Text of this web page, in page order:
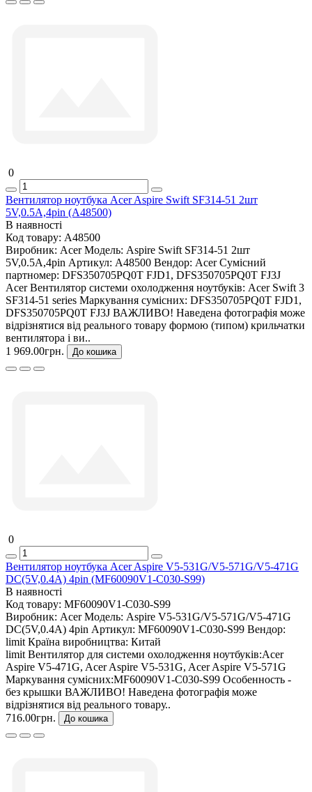
0
Вентилятор ноутбука Acer Aspire Swift SF314-51 2шт
5V,0.5A,4pin (A48500)
В наявності
Код товару: A48500
Виробник: Acer Модель: Aspire Swift SF314-51 2шт
5V,0.5A,4pin Артикул: A48500 Вендор: Acer Сумісний
партномер: DFS350705PQ0T FJD1, DFS350705PQ0T FJ3J
Acer Вентилятор системи охолодження ноутбуків: Acer Swift 3
SF314-51 series Маркування сумісних: DFS350705PQ0T FJD1,
DFS350705PQ0T FJ3J ВАЖЛИВО! Наведена фотографія може
відрізнятися від реального товару формою (типом) крильчатки
вентилятора і ви..
1 969.00грн.
До кошика
0
Вентилятор ноутбука Acer Aspire V5-531G/V5-571G/V5-471G
DC(5V,0.4A) 4pin (MF60090V1-C030-S99)
В наявності
Код товару: MF60090V1-C030-S99
Виробник: Acer Модель: Aspire V5-531G/V5-571G/V5-471G
DC(5V,0.4A) 4pin Артикул: MF60090V1-C030-S99 Вендор:
limit Країна виробництва: Китай
limit Вентилятор для системи охолодження ноутбуків:Acer
Aspire V5-471G, Acer Aspire V5-531G, Acer Aspire V5-571G
Маркування сумісних:MF60090V1-C030-S99 Особенность -
без крышки ВАЖЛИВО! Наведена фотографія може
відрізнятися від реального товару..
716.00грн.
До кошика